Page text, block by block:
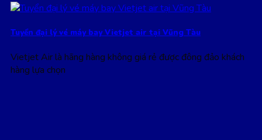
Tuyển đại lý vé máy bay Vietjet air tại Vũng Tàu
Vietjet Air là hãng hàng không giá rẻ được đông đảo khách
hàng lựa chọn